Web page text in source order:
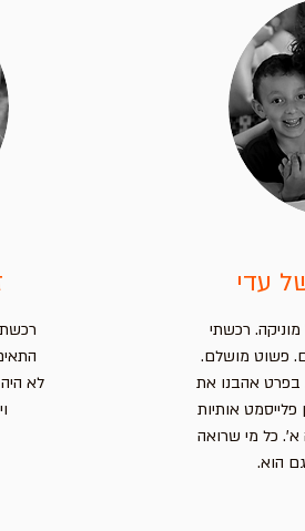
לא
עדי
רכשתי
פלייסמטים. פשוט מושלם.
בפרט אהבנו את
אותיות
א'. כל מי שרואה
הוא.